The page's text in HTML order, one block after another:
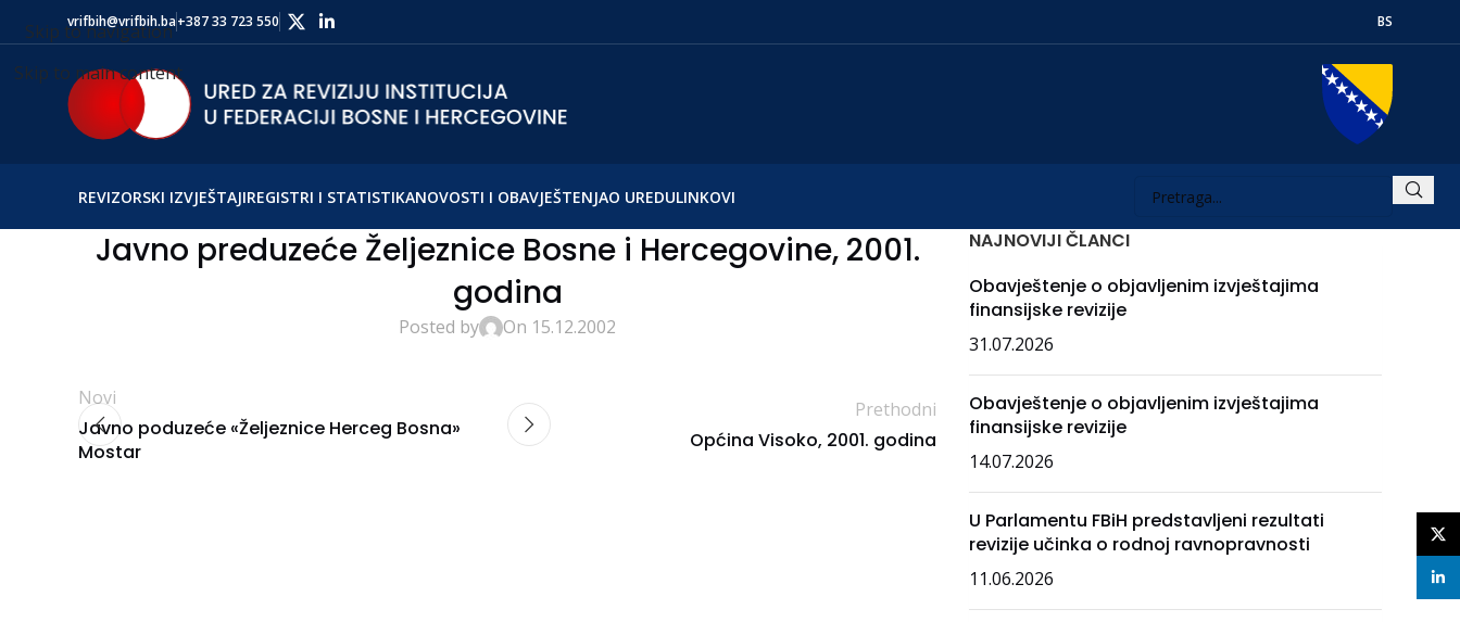
Skip to navigation
Skip to main content
vrifbih@vrifbih.ba+387 33 723 550 BS
REVIZORSKI IZVJEŠTAJIREGISTRI I STATISTIKANOVOSTI I OBAVJEŠTENJAO UREDULINKOVI
Javno preduzeće Željeznice Bosne i Hercegovine, 2001.
godina
Posted by On 15.12.2002
Novi
Javno poduzeće «Željeznice Herceg Bosna»
Mostar
Prethodni
Općina Visoko, 2001. godina
NAJNOVIJI ČLANCI
Obavještenje o objavljenim izvještajima
finansijske revizije
31.07.2026
Obavještenje o objavljenim izvještajima
finansijske revizije
14.07.2026
U Parlamentu FBiH predstavljeni rezultati
revizije učinka o rodnoj ravnopravnosti
11.06.2026